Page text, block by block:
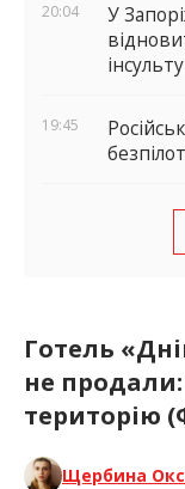
20:04
У
інсульту
19:45
Готель
не
територію
Щербина